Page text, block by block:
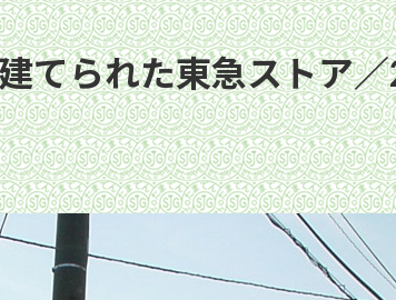
てられた東急ストア